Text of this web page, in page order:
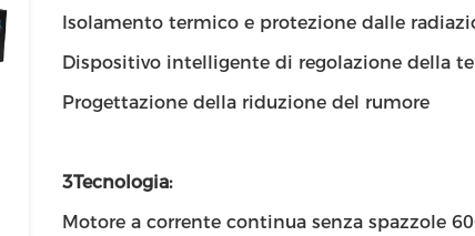
Isolamento termico e protezione dalle
Dispositivo intelligente di regolazione della
Progettazione della riduzione del rumore
3Tecnologia:
Motore a corrente continua senza spazzole